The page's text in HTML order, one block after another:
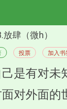
放肆（微h）
投票 加入书
是有对未
对外面的